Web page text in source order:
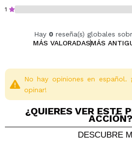
Vegan.
1
Hay 0 reseña(s) globales
MÁS VALORADASMÁS
No hay opiniones en español.
opinar!
¿QUIERES VER ESTE
ACCIÓN?
DESCUBRE